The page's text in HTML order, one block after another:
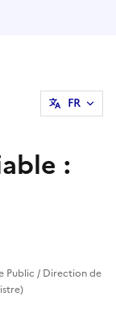
FR
:
Public / Direction de